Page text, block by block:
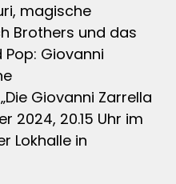
magische
Brothers und das
Giovanni
Giovanni Zarrella
2024, 20.15 Uhr im
Lokhalle in